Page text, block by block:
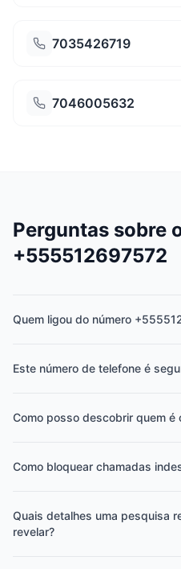
7035426719
7046005632
Perguntas sobre
+555512697572
Quem ligou do número
Este número de telefone é
Como posso descobrir quem é
Como bloquear chamadas
Quais detalhes uma pesquisa
revelar?